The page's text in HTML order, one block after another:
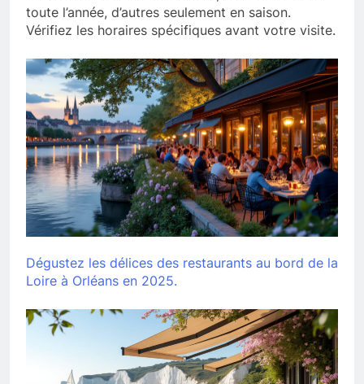
toute l’année, d’autres seulement en saison.
Vérifiez les horaires spécifiques avant votre visite.
Dégustez les délices des restaurants au bord de la
Loire à Orléans en 2025.